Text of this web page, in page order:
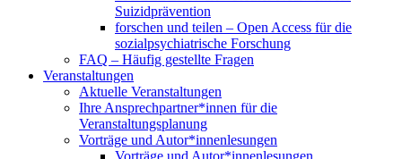
Suizidprävention
forschen und teilen – Open Access für die
sozialpsychiatrische Forschung
FAQ – Häufig gestellte Fragen
Veranstaltungen
Aktuelle Veranstaltungen
Ihre Ansprechpartner*innen für die
Veranstaltungsplanung
Vorträge und Autor*innenlesungen
Vorträge und Autor*innenlesungen